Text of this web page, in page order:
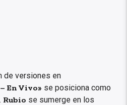
de versiones en
En Vivo» se posiciona como
Rubio se sumerge en los